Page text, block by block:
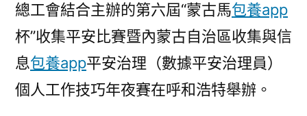
賽
舉
辦〉
總工會結合主辦的第六屆“蒙古馬包養app
杯”收集平安比賽暨內蒙古自治區收集與信
息包養app平安治理（數據平安治理員）
個人工作技巧年夜賽在呼和浩特舉辦。